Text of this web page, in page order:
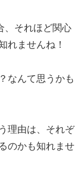
、それほど関心
れませんね！
なんて思うかも
理由は、それぞ
のかも知れませ